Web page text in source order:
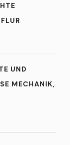
UND
MECHANIK,